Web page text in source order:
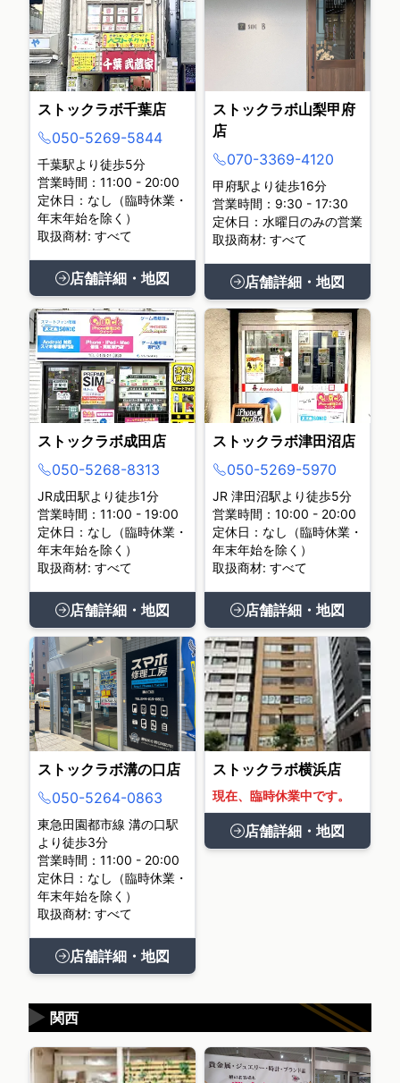
ストックラボ千葉店
050-5269-5844
千葉駅より徒歩5分
営業時間：11:00 - 20:00
定休日：なし（臨時休業・
年末年始を除く）
取扱商材: すべて
店舗詳細・地図
ストックラボ山梨甲府
店
070-3369-4120
甲府駅より徒歩16分
営業時間：9:30 - 17:30
定休日：水曜日のみの営業
取扱商材: すべて
店舗詳細・地図
ストックラボ成田店
050-5268-8313
JR成田駅より徒歩1分
営業時間：11:00 - 19:00
定休日：なし（臨時休業・
年末年始を除く）
取扱商材: すべて
店舗詳細・地図
ストックラボ津田沼店
050-5269-5970
JR 津田沼駅より徒歩5分
営業時間：10:00 - 20:00
定休日：なし（臨時休業・
年末年始を除く）
取扱商材: すべて
店舗詳細・地図
ストックラボ溝の口店
050-5264-0863
東急田園都市線 溝の口駅
より徒歩3分
営業時間：11:00 - 20:00
定休日：なし（臨時休業・
年末年始を除く）
取扱商材: すべて
店舗詳細・地図
ストックラボ横浜店
現在、臨時休業中です。
店舗詳細・地図
関西
▶